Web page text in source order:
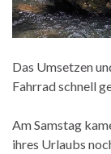
Das Umsetzen
Fahrrad schnell
Am Samstag
ihres Urlaubs